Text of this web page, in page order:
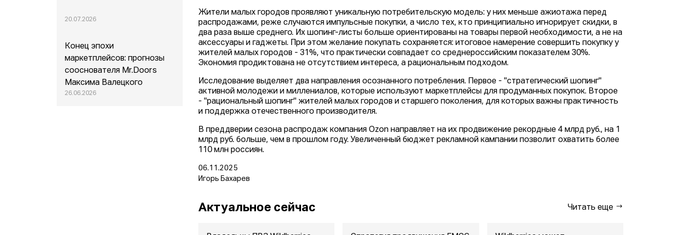
Жители малых городов проявляют уникальную потребительскую модель: у них меньше ажиотажа перед
распродажами, реже случаются импульсные покупки, а число тех, кто принципиально игнорирует скидки, в
два раза выше среднего. Их шопинг-листы больше ориентированы на товары первой необходимости, а не на
аксессуары и гаджеты. При этом желание покупать сохраняется: итоговое намерение совершить покупку у
жителей малых городов - 31%, что практически совпадает со среднероссийским показателем 30%.
Экономия продиктована не отсутствием интереса, а рациональным подходом.
Исследование выделяет два направления осознанного потребления. Первое - "стратегический шопинг"
активной молодежи и миллениалов, которые используют маркетплейсы для продуманных покупок. Второе
- "рациональный шопинг" жителей малых городов и старшего поколения, для которых важны практичность
и поддержка отечественного производителя.
В преддверии сезона распродаж компания Ozon направляет на их продвижение рекордные 4 млрд руб., на 1
млрд руб. больше, чем в прошлом году. Увеличенный бюджет рекламной кампании позволит охватить более
110 млн россиян.
06.11.2025
Игорь Бахарев
Актуальное сейчас Читать еще
20.07.2026
Конец эпохи
маркетплейсов: прогнозы
сооснователя Mr.Doors
Максима Валецкого
26.06.2026